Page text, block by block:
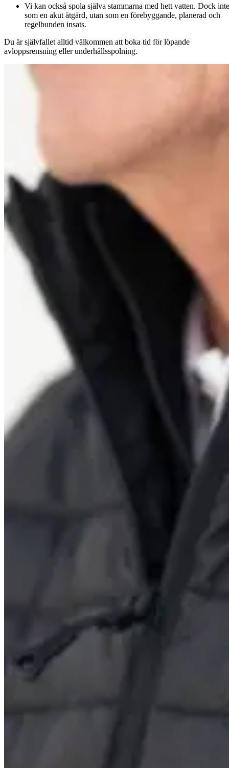
Vi kan också spola själva stammarna med hett vatten. Dock inte
som en akut åtgärd, utan som en förebyggande, planerad och
regelbunden insats.
Du är självfallet alltid välkommen att boka tid för löpande
avloppsrensning eller underhållsspolning.